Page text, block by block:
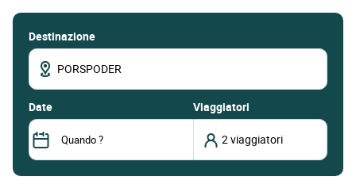
Destinazione
date Viaggiatori